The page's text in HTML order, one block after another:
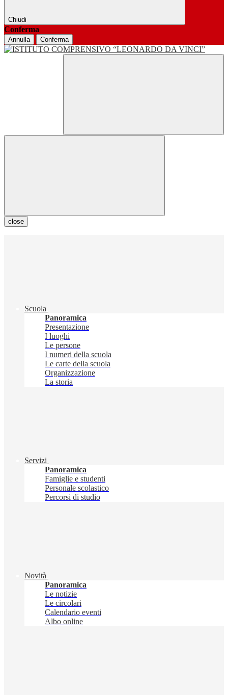
Chiudi
Conferma
Annulla Conferma
close
Scuola
Panoramica
Presentazione
I luoghi
Le persone
I numeri della scuola
Le carte della scuola
Organizzazione
La storia
Servizi
Panoramica
Famiglie e studenti
Personale scolastico
Percorsi di studio
Novità
Panoramica
Le notizie
Le circolari
Calendario eventi
Albo online